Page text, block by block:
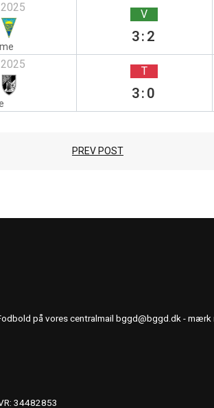
V
3:2
T
3:0
PREV POST
på vores centralmail bggd@bggd.dk - mærk
34482853